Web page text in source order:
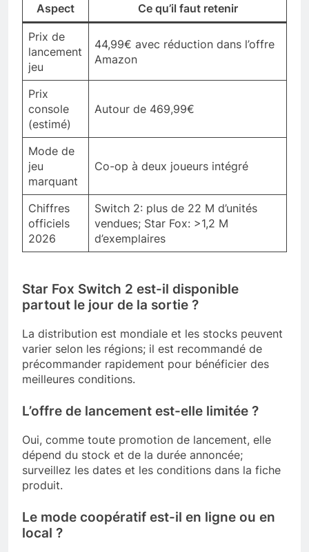
Aspect Ce qu’il faut retenir
Prix de
lancement
jeu
44,99€ avec réduction dans l’offre
Amazon
Prix
console
(estimé)
Autour de 469,99€
Mode de
jeu
marquant
Co-op à deux joueurs intégré
Chiffres
officiels
2026
Switch 2: plus de 22 M d’unités
vendues; Star Fox: >1,2 M
d’exemplaires
Star Fox Switch 2 est-il disponible
partout le jour de la sortie ?
La distribution est mondiale et les stocks peuvent
varier selon les régions; il est recommandé de
précommander rapidement pour bénéficier des
meilleures conditions.
L’offre de lancement est-elle limitée ?
Oui, comme toute promotion de lancement, elle
dépend du stock et de la durée annoncée;
surveillez les dates et les conditions dans la fiche
produit.
Le mode coopératif est-il en ligne ou en
local ?